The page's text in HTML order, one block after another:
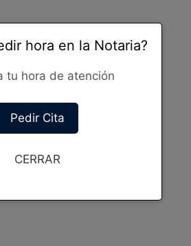
hora en la Notaria?
tu hora de atención
Pedir Cita
CERRAR